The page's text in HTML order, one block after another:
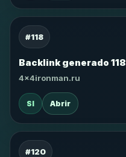
#118
Backlink generado 118
4x4ironman.ru
SI Abrir
#120